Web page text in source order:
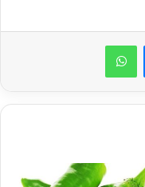
ماسنجر واتساب